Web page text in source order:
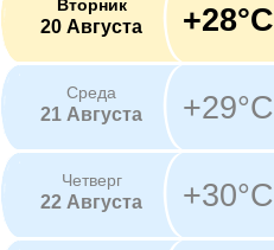
Вторник
20 Августа +28°C
Среда
21 Августа +29°C
Четверг
22 Августа +30°C